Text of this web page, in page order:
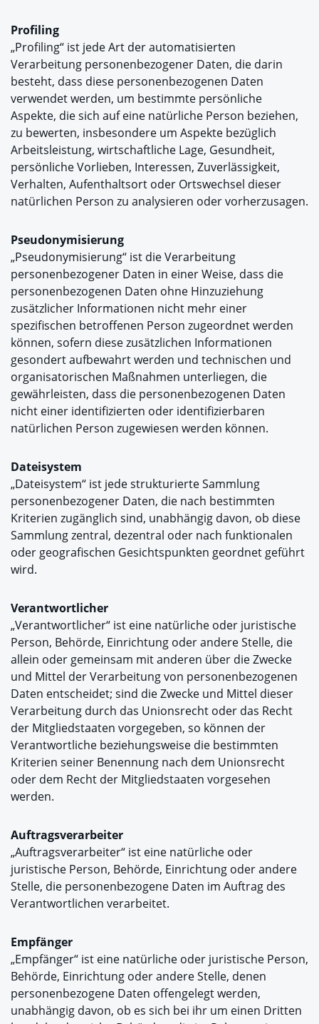
Profiling
„Profiling“ ist jede Art der automatisierten
Verarbeitung personenbezogener Daten, die darin
besteht, dass diese personenbezogenen Daten
verwendet werden, um bestimmte persönliche
Aspekte, die sich auf eine natürliche Person beziehen,
zu bewerten, insbesondere um Aspekte bezüglich
Arbeitsleistung, wirtschaftliche Lage, Gesundheit,
persönliche Vorlieben, Interessen, Zuverlässigkeit,
Verhalten, Aufenthaltsort oder Ortswechsel dieser
natürlichen Person zu analysieren oder vorherzusagen.
Pseudonymisierung
„Pseudonymisierung“ ist die Verarbeitung
personenbezogener Daten in einer Weise, dass die
personenbezogenen Daten ohne Hinzuziehung
zusätzlicher Informationen nicht mehr einer
spezifischen betroffenen Person zugeordnet werden
können, sofern diese zusätzlichen Informationen
gesondert aufbewahrt werden und technischen und
organisatorischen Maßnahmen unterliegen, die
gewährleisten, dass die personenbezogenen Daten
nicht einer identifizierten oder identifizierbaren
natürlichen Person zugewiesen werden können.
Dateisystem
„Dateisystem“ ist jede strukturierte Sammlung
personenbezogener Daten, die nach bestimmten
Kriterien zugänglich sind, unabhängig davon, ob diese
Sammlung zentral, dezentral oder nach funktionalen
oder geografischen Gesichtspunkten geordnet geführt
wird.
Verantwortlicher
„Verantwortlicher“ ist eine natürliche oder juristische
Person, Behörde, Einrichtung oder andere Stelle, die
allein oder gemeinsam mit anderen über die Zwecke
und Mittel der Verarbeitung von personenbezogenen
Daten entscheidet; sind die Zwecke und Mittel dieser
Verarbeitung durch das Unionsrecht oder das Recht
der Mitgliedstaaten vorgegeben, so können der
Verantwortliche beziehungsweise die bestimmten
Kriterien seiner Benennung nach dem Unionsrecht
oder dem Recht der Mitgliedstaaten vorgesehen
werden.
Auftragsverarbeiter
„Auftragsverarbeiter“ ist eine natürliche oder
juristische Person, Behörde, Einrichtung oder andere
Stelle, die personenbezogene Daten im Auftrag des
Verantwortlichen verarbeitet.
Empfänger
„Empfänger“ ist eine natürliche oder juristische Person,
Behörde, Einrichtung oder andere Stelle, denen
personenbezogene Daten offengelegt werden,
unabhängig davon, ob es sich bei ihr um einen Dritten